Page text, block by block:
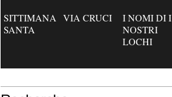
SITTIMANA
SANTA
VIA CRUCI
I NOMI DI I
NOSTRI
LOCHI